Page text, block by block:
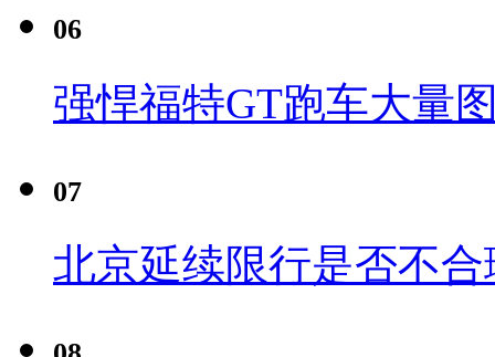
06
强悍福特GT跑车大量
07
北京延续限行是否不